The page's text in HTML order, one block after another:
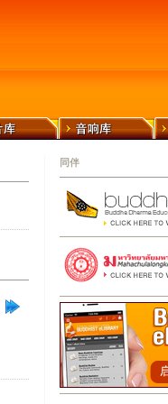
同伴